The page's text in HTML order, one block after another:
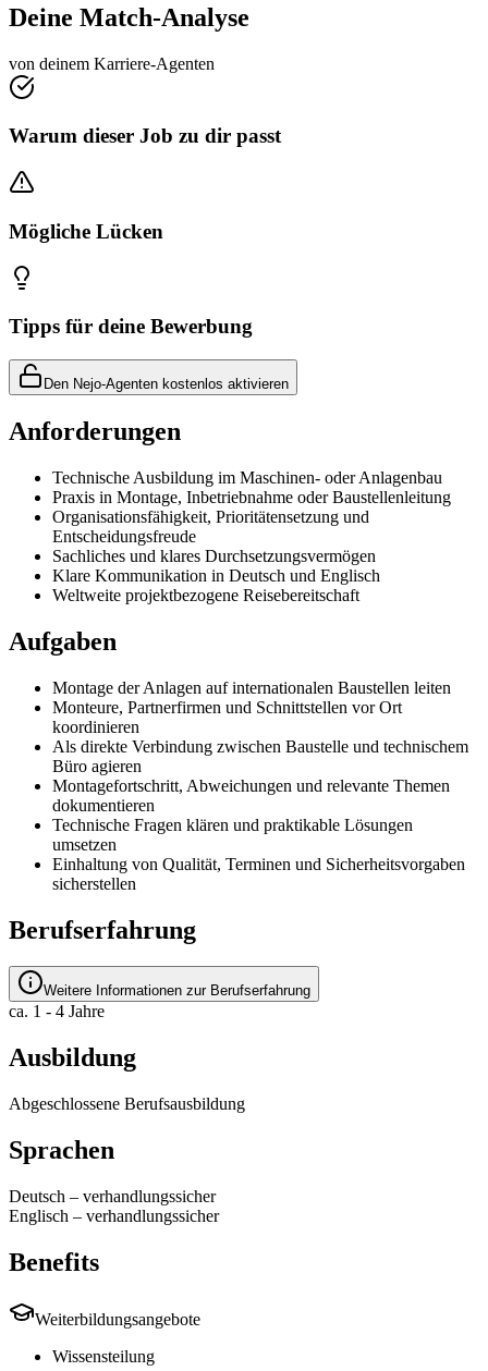
Deine Match-Analyse
von deinem Karriere-Agenten
Warum dieser Job zu dir passt
Mögliche Lücken
Tipps für deine Bewerbung
Den Nejo-Agenten kostenlos aktivieren
Anforderungen
Technische Ausbildung im Maschinen- oder Anlagenbau
Praxis in Montage, Inbetriebnahme oder Baustellenleitung
Organisationsfähigkeit, Prioritätensetzung und
Entscheidungsfreude
Sachliches und klares Durchsetzungsvermögen
Klare Kommunikation in Deutsch und Englisch
Weltweite projektbezogene Reisebereitschaft
Aufgaben
Montage der Anlagen auf internationalen Baustellen leiten
Monteure, Partnerfirmen und Schnittstellen vor Ort
koordinieren
Als direkte Verbindung zwischen Baustelle und technischem
Büro agieren
Montagefortschritt, Abweichungen und relevante Themen
dokumentieren
Technische Fragen klären und praktikable Lösungen
umsetzen
Einhaltung von Qualität, Terminen und Sicherheitsvorgaben
sicherstellen
Berufserfahrung
Weitere Informationen zur Berufserfahrung
ca. 1 - 4 Jahre
Ausbildung
Abgeschlossene Berufsausbildung
Sprachen
Deutsch – verhandlungssicher
Englisch – verhandlungssicher
Benefits
Weiterbildungsangebote
Wissensteilung